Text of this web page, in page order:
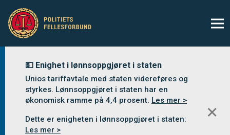
💵 Enighet i lønnsoppgjøret i staten
Unios tariffavtale med staten videreføres og
styrkes. Lønnsoppgjøret i staten har en
økonomisk ramme på 4,4 prosent. Les mer >
Dette er enigheten i lønnsoppgjøret i staten:
Les mer >
✕